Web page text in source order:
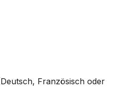
Französisch oder